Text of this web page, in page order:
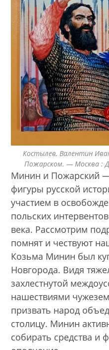
Костылев, Валентин
Пожарском. — Москва :
Минин и Пожарский
фигуры русской
участием в
польских
века. Рассмотрим
помнят и чествуют
Козьма Минин был
Новгорода. Видя
захлестнутой
нашествиями
призвать народ
столицу. Минин
собирать средства и